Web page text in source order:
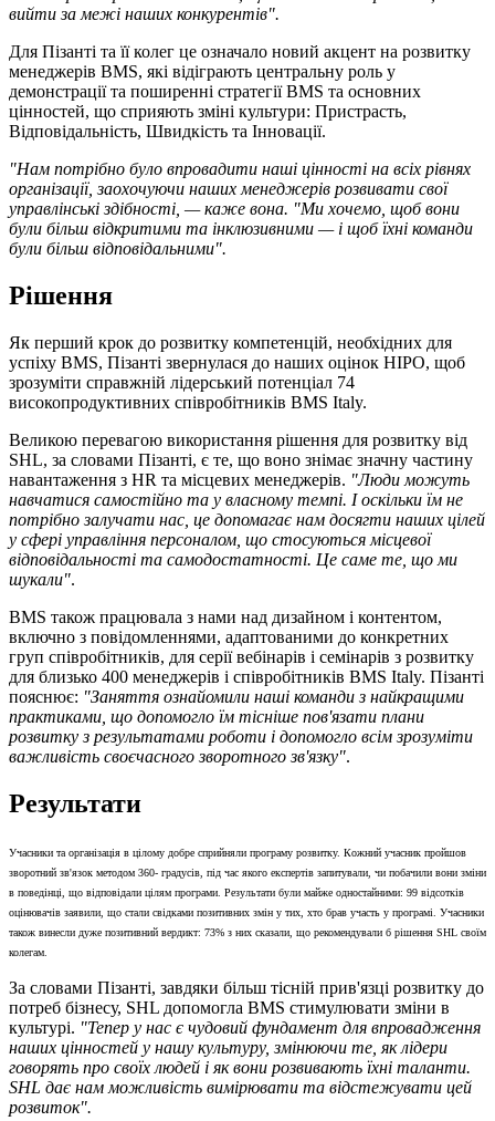
вийти за межі наших конкурентів".
Для Пізанті та її колег це означало новий акцент на розвитку
менеджерів BMS, які відіграють центральну роль у
демонстрації та поширенні стратегії BMS та основних
цінностей, що сприяють зміні культури: Пристрасть,
Відповідальність, Швидкість та Інновації.
"Нам потрібно було впровадити наші цінності на всіх рівнях
організації, заохочуючи наших менеджерів розвивати свої
управлінські здібності, — каже вона. "Ми хочемо, щоб вони
були більш відкритими та інклюзивними — і щоб їхні команди
були більш відповідальними".
Рішення
Як перший крок до розвитку компетенцій, необхідних для
успіху BMS, Пізанті звернулася до наших оцінок HIPO, щоб
зрозуміти справжній лідерський потенціал 74
високопродуктивних співробітників BMS Italy.
Великою перевагою використання рішення для розвитку від
SHL, за словами Пізанті, є те, що воно знімає значну частину
навантаження з HR та місцевих менеджерів. "Люди можуть
навчатися самостійно та у власному темпі. І оскільки їм не
потрібно залучати нас, це допомагає нам досягти наших цілей
у сфері управління персоналом, що стосуються місцевої
відповідальності та самодостатності. Це саме те, що ми
шукали".
BMS також працювала з нами над дизайном і контентом,
включно з повідомленнями, адаптованими до конкретних
груп співробітників, для серії вебінарів і семінарів з розвитку
для близько 400 менеджерів і співробітників BMS Italy. Пізанті
пояснює: "Заняття ознайомили наші команди з найкращими
практиками, що допомогло їм тісніше пов'язати плани
розвитку з результатами роботи і допомогло всім зрозуміти
важливість своєчасного зворотного зв'язку".
Результати
Учасники та організація в цілому добре сприйняли програму розвитку. Кожний учасник пройшов
зворотний зв'язок методом 360- градусів, під час якого експертів запитували, чи побачили вони зміни
в поведінці, що відповідали цілям програми. Результати були майже одностайними: 99 відсотків
оцінювачів заявили, що стали свідками позитивних змін у тих, хто брав участь у програмі. Учасники
також винесли дуже позитивний вердикт: 73% з них сказали, що рекомендували б рішення SHL своїм
колегам.
За словами Пізанті, завдяки більш тісній прив'язці розвитку до
потреб бізнесу, SHL допомогла BMS стимулювати зміни в
культурі. "Тепер у нас є чудовий фундамент для впровадження
наших цінностей у нашу культуру, змінюючи те, як лідери
говорять про своїх людей і як вони розвивають їхні таланти.
SHL дає нам можливість вимірювати та відстежувати цей
розвиток".